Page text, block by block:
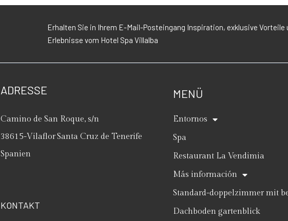
Erhalten Sie in Ihrem E-Mail-Posteingang Inspiration, exklusive Vorteile
Erlebnisse vom Hotel Spa Villalba
ADRESSE
Camino de San Roque, s/n
38615-VilaflorSanta Cruz de Tenerife
Spanien
KONTAKT
MENÜ
Entornos
Spa
Restaurant La Vendimia
Más información
Standard-doppelzimmer mit
Dachboden gartenblick